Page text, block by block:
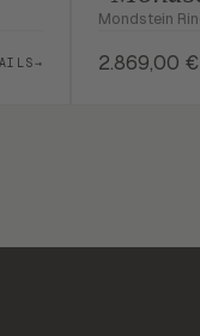
→
Mondstein
2.869,00 €